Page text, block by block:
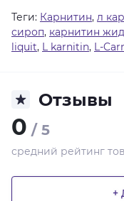
Теги: Карнитин, л
сироп, карнитин
liquit, L karnitin, L-
Отзывы
0 / 5
средний рейтинг
+